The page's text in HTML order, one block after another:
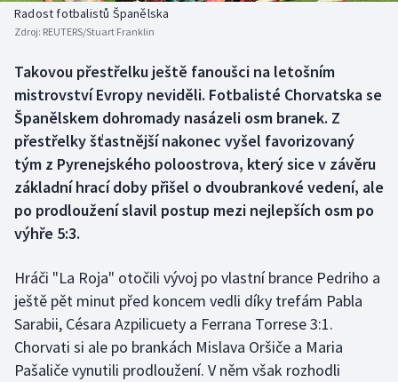
Boby a skeleton
Box
Curling
Dostihy
Florbal
Futsal
Golf
Gymnastika
Házená
AZ kvíz
Radost fotbalistů Španělska
Zdroj: REUTERS/Stuart Franklin
Takovou přestřelku ještě fanoušci na letošním
mistrovství Evropy neviděli. Fotbalisté Chorvatska se
Španělskem dohromady nasázeli osm branek. Z
přestřelky šťastnější nakonec vyšel favorizovaný
tým z Pyrenejského poloostrova, který sice v závěru
základní hrací doby přišel o dvoubrankové vedení, ale
po prodloužení slavil postup mezi nejlepších osm po
výhře 5:3.
Hráči "La Roja" otočili vývoj po vlastní brance Pedriho a
ještě pět minut před koncem vedli díky trefám Pabla
Sarabii, Césara Azpilicuety a Ferrana Torrese 3:1.
Chorvati si ale po brankách Mislava Oršiče a Maria
Pašaliče vynutili prodloužení. V něm však rozhodli